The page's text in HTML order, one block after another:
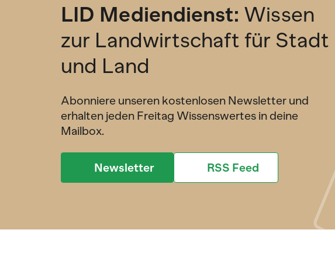
LID Mediendienst: Wissen
zur Landwirtschaft für Stadt
und Land
Abonniere unseren kostenlosen Newsletter und
erhalten jeden Freitag Wissenswertes in deine
Mailbox.
Newsletter RSS Feed